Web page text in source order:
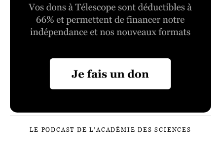
LE PODCAST DE L’ACADÉMIE DES SCIENCES